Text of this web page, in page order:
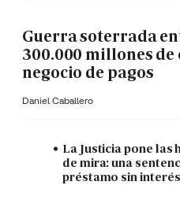
Guerra soterrada
300.000 millones de
negocio de pagos
Daniel Caballero
La Justicia pone las
de mira: una
préstamo sin interés